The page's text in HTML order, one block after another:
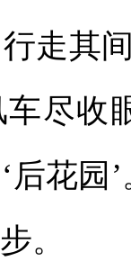
走其
尽收
后花园
。